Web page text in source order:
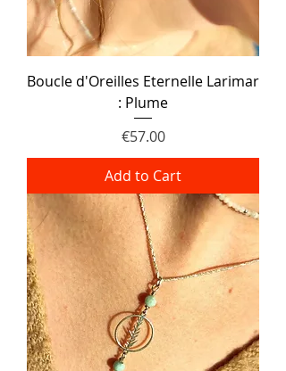
Boucle d'Oreilles Eternelle Larimar
: Plume
Price
€57.00
Add to Cart